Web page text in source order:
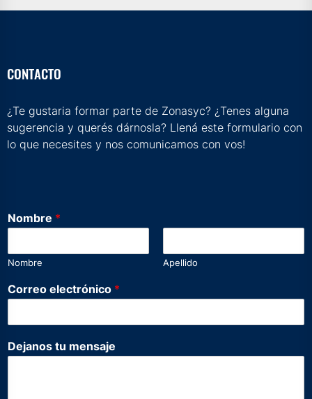
CONTACTO
¿Te gustaria formar parte de Zonasyc? ¿Tenes alguna
sugerencia y querés dárnosla? Llená este formulario con
lo que necesites y nos comunicamos con vos!
m
e
s
a
e
l
c
Nombre *
Nombre Apellido
Correo electrónico *
Dejanos tu mensaje